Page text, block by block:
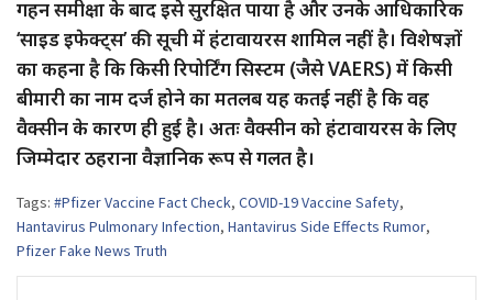
गहन समीक्षा के बाद इसे सुरक्षित पाया है और उनके आधिकारिक
‘साइड इफेक्ट्स’ की सूची में हंटावायरस शामिल नहीं है। विशेषज्ञों
का कहना है कि किसी रिपोर्टिंग सिस्टम (जैसे VAERS) में किसी
बीमारी का नाम दर्ज होने का मतलब यह कतई नहीं है कि वह
वैक्सीन के कारण ही हुई है। अतः वैक्सीन को हंटावायरस के लिए
जिम्मेदार ठहराना वैज्ञानिक रूप से गलत है।
Tags: #Pfizer Vaccine Fact Check, COVID-19 Vaccine Safety,
Hantavirus Pulmonary Infection, Hantavirus Side Effects Rumor,
Pfizer Fake News Truth